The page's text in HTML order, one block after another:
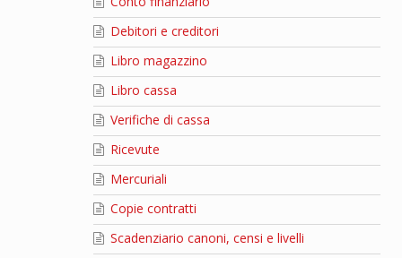
Debitori e creditori
Libro magazzino
Libro cassa
Verifiche di cassa
Ricevute
Mercuriali
Copie contratti
Scadenziario canoni, censi e livelli